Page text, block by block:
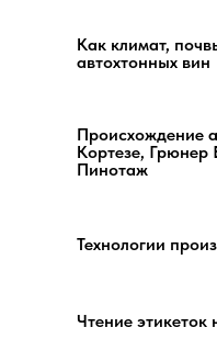
Как климат,
автохтонных вин
Происхождение
Кортезе, Грюнер
Пинотаж
Технологии
Чтение этикеток